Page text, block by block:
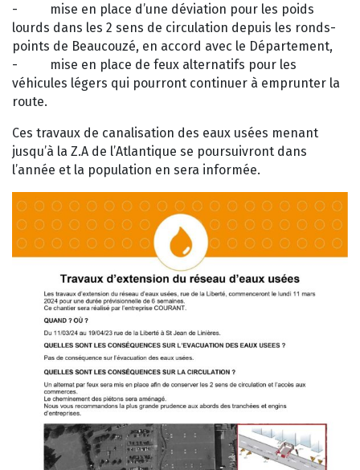
- mise en place d’une déviation pour les poids
lourds dans les 2 sens de circulation depuis les ronds-
points de Beaucouzé, en accord avec le Département,
- mise en place de feux alternatifs pour les
véhicules légers qui pourront continuer à emprunter la
route.
Ces travaux de canalisation des eaux usées menant
jusqu’à la Z.A de l’Atlantique se poursuivront dans
l’année et la population en sera informée.